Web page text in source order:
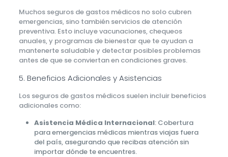
Muchos seguros de gastos médicos no solo cubren
emergencias, sino también servicios de atención
preventiva. Esto incluye vacunaciones, chequeos
anuales, y programas de bienestar que te ayudan a
mantenerte saludable y detectar posibles problemas
antes de que se conviertan en condiciones graves.
5. Beneficios Adicionales y Asistencias
Los seguros de gastos médicos suelen incluir beneficios
adicionales como:
Asistencia Médica Internacional: Cobertura
para emergencias médicas mientras viajas fuera
del país, asegurando que recibas atención sin
importar dónde te encuentres.